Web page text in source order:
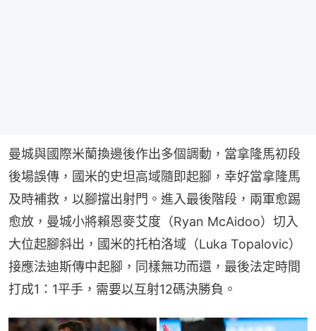
曼城與國際米蘭換邊後作出多個調動，當拿隆馬初段
後場誤傳，國米的史坦高域隨即起腳，幸好當拿隆馬
及時補救，以腳擋出射門。進入最後階段，兩軍愈踢
愈放，曼城小將賴恩麥艾度（Ryan McAidoo）切入
大位起腳斜出，國米的托柏洛域（Luka Topalovic）
接應法迪斯傳中起腳，同樣無功而還，最後法定時間
打成1：1平手，需要以互射12碼決勝負。